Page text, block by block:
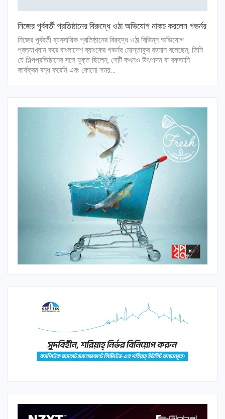
নিজের পূর্ববর্তী প্রতিষ্ঠানের বিরুদ্ধে ওঠা অভিযোগ নাকচ করলেন গভর্নর
নিজের পূর্ববর্তী ব্যবসায়িক প্রতিষ্ঠানের বিরুদ্ধে ওঠা বিভিন্ন অভিযোগ
প্রত্যাখ্যান করে বাংলাদেশ ব্যাংকের গভর্নর মোস্তাকুর রহমান বলেছেন, তিনি
যে শিল্পপ্রতিষ্ঠানের সঙ্গে যুক্ত ছিলেন, সেটি কখনও উৎপাদন বা রফতানি
কার্যক্রম বন্ধ করেনি এবং কোনো সময়…